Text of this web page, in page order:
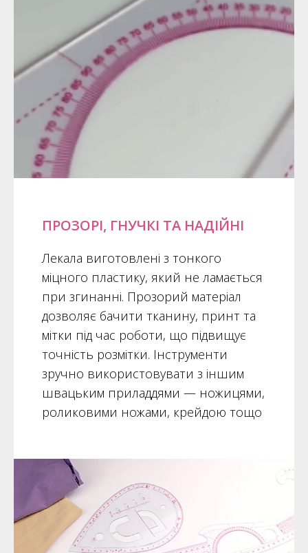
ПРОЗОРІ, ГНУЧКІ ТА НАДІЙНІ
Лекала виготовлені з тонкого
міцного пластику, який не ламається
при згинанні. Прозорий матеріал
дозволяє бачити тканину, принт та
мітки під час роботи, що підвищує
точність розмітки. Інструменти
зручно використовувати з іншим
швацьким приладдями — ножицями,
роликовими ножами, крейдою тощо